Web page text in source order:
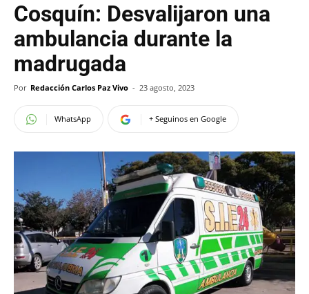
Cosquín: Desvalijaron una
ambulancia durante la
madrugada
Por Redacción Carlos Paz Vivo - 23 agosto, 2023
WhatsApp + Seguinos en Google